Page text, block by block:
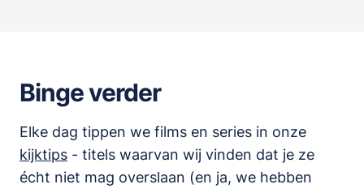
Binge verder
Elke dag tippen we films en series in onze
kijktips - titels waarvan wij vinden dat je ze
écht niet mag overslaan (en ja, we hebben